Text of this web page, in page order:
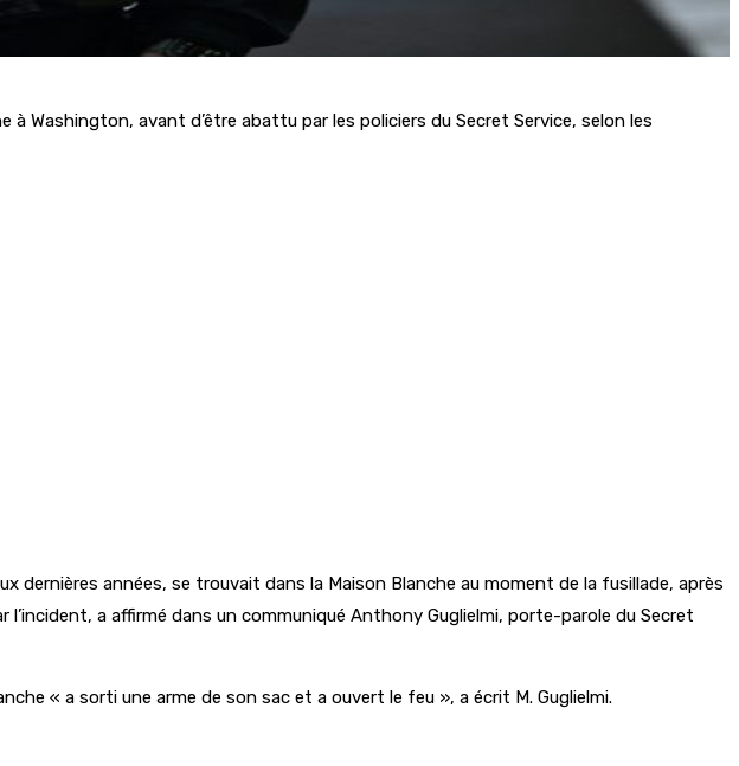
Washington, avant d’être abattu par les policiers du Secret Service, selon les
dernières années, se trouvait dans la Maison Blanche au moment de la fusillade, après
a affirmé dans un communiqué Anthony Guglielmi, porte-parole du Secret
« a sorti une arme de son sac et a ouvert le feu », a écrit M. Guglielmi.